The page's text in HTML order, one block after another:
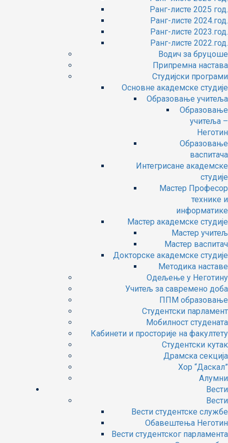
Ранг-листе 2025 год.
Ранг-листе 2024.год.
Ранг-листе 2023.год.
Ранг-листе 2022.год.
Водич за бруцоше
Припремна настава
Студијски програми
Основне академске студије
Образовање учитеља
Образовање
учитеља –
Неготин
Образовање
васпитача
Интегрисане академске
студије
Мастер Професор
технике и
информатике
Мастер академске студије
Мастер учитељ
Мастер васпитач
Докторске академске студије
Методика наставе
Одељење у Неготину
Учитељ за савремено доба
ППМ образовање
Студентски парламент
Мобилност студената
Кабинети и просторије на факултету
Студентски кутак
Драмска секција
Хор “Даскал”
Алумни
Вести
Вести
Вести студентске службе
Oбавештења Неготин
Вести студентског парламента